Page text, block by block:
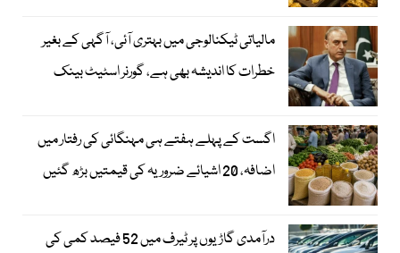
مالیاتی ٹیکنالوجی میں بہتری آئی، آگہی کے بغیر
خطرات کا اندیشہ بھی ہے، گورنر اسٹیٹ بینک
اگست کے پہلے ہفتے ہی مہنگائی کی رفتار میں
اضافہ، 20 اشیائے ضروریہ کی قیمتیں بڑھ گئیں
درآمدی گاڑیوں پر ٹیرف میں 52 فیصد کمی کی